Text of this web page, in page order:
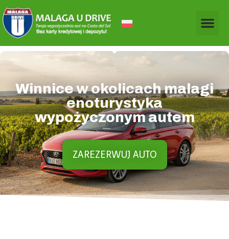
Winnice w okolicach malagi
enoturystyka
wypożyczonym autem
ZAREZERWUJ AUTO